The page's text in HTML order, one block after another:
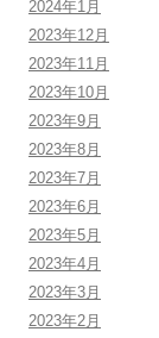
2024年1月
2023年12月
2023年11月
2023年10月
2023年9月
2023年8月
2023年7月
2023年6月
2023年5月
2023年4月
2023年3月
2023年2月